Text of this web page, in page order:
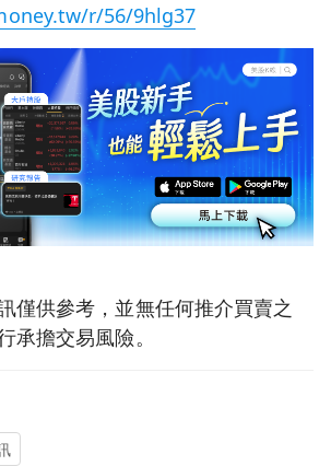
r/56/9hlg37
僅供參考，並無任何推介買賣之
承擔交易風險。